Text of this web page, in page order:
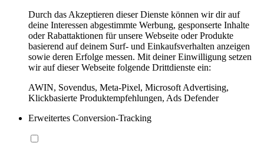
Durch das Akzeptieren dieser Dienste können wir dir auf
deine Interessen abgestimmte Werbung, gesponserte Inhalte
oder Rabattaktionen für unsere Webseite oder Produkte
basierend auf deinem Surf- und Einkaufsverhalten anzeigen
sowie deren Erfolge messen. Mit deiner Einwilligung setzen
wir auf dieser Webseite folgende Drittdienste ein:
AWIN, Sovendus, Meta-Pixel, Microsoft Advertising,
Klickbasierte Produktempfehlungen, Ads Defender
Erweitertes Conversion-Tracking